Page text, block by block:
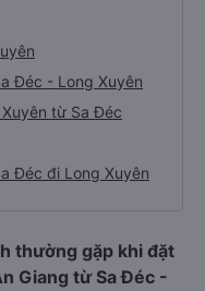
Đéc - Long Xuyên
từ Sa Đéc
Đéc đi Long Xuyên
thường gặp khi đặt
Giang từ Sa Đéc -